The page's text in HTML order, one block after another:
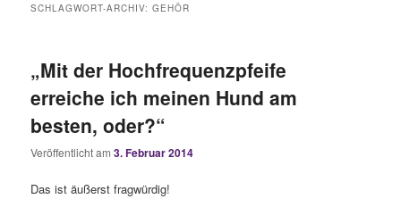
SCHLAGWORT-ARCHIV:GEHÖR
„Mit der Hochfrequenzpfeife
erreiche ich meinen Hund am
besten, oder?“
Veröffentlicht am3. Februar 2014
Das ist äußerst fragwürdig!